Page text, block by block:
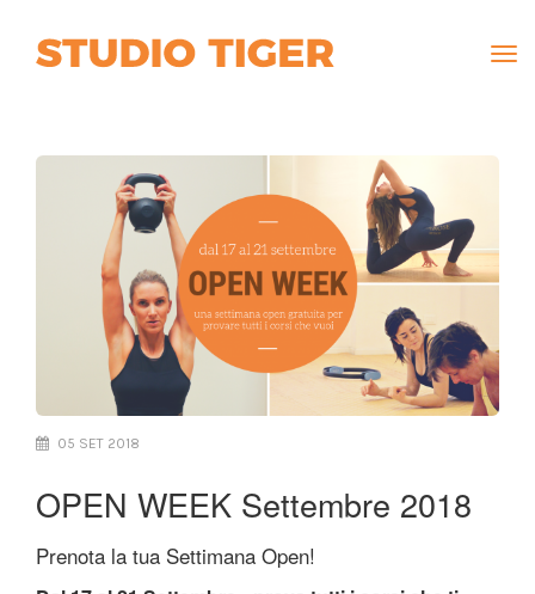
05 SET 2018
OPEN WEEK Settembre 2018
Prenota la tua Settimana Open!